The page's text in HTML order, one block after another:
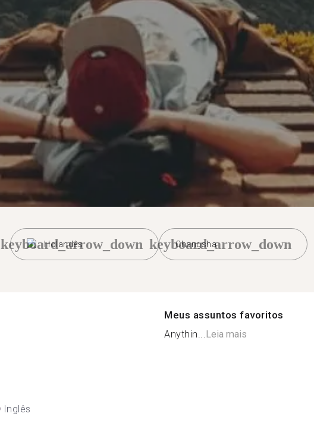
Holandês
keyboard_arrow_down Changsha
keyboard_arrow_down
Inglês
Meus assuntos favoritos
Anythin...Leia mais